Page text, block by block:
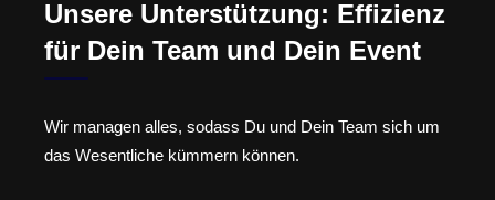
Unsere Unterstützung: Effizienz
für Dein Team und Dein Event
Wir managen alles, sodass Du und Dein Team sich um
das Wesentliche kümmern können.